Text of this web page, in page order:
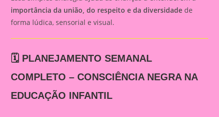
importância da união, do respeito e da diversidade de
forma lúdica, sensorial e visual.
🗓️ PLANEJAMENTO SEMANAL
COMPLETO – CONSCIÊNCIA NEGRA NA
EDUCAÇÃO INFANTIL